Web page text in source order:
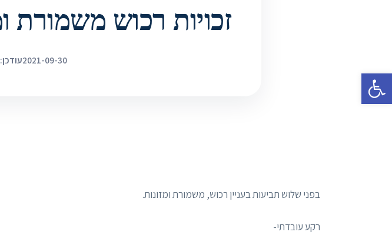
פתח סרגל נגישות
זכויות רכוש משמורת
2021-09-30עודכן: 2026-07-15
בפני שלוש תביעות בעניין רכוש, משמורת ומזונות.
רקע עובדתי-